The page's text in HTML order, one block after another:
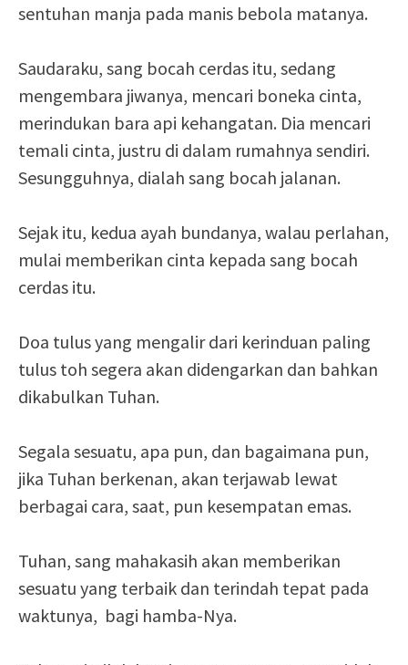
sentuhan manja pada manis bebola matanya.
Saudaraku, sang bocah cerdas itu, sedang
mengembara jiwanya, mencari boneka cinta,
merindukan bara api kehangatan. Dia mencari
temali cinta, justru di dalam rumahnya sendiri.
Sesungguhnya, dialah sang bocah jalanan.
Sejak itu, kedua ayah bundanya, walau perlahan,
mulai memberikan cinta kepada sang bocah
cerdas itu.
Doa tulus yang mengalir dari kerinduan paling
tulus toh segera akan didengarkan dan bahkan
dikabulkan Tuhan.
Segala sesuatu, apa pun, dan bagaimana pun,
jika Tuhan berkenan, akan terjawab lewat
berbagai cara, saat, pun kesempatan emas.
Tuhan, sang mahakasih akan memberikan
sesuatu yang terbaik dan terindah tepat pada
waktunya, bagi hamba-Nya.